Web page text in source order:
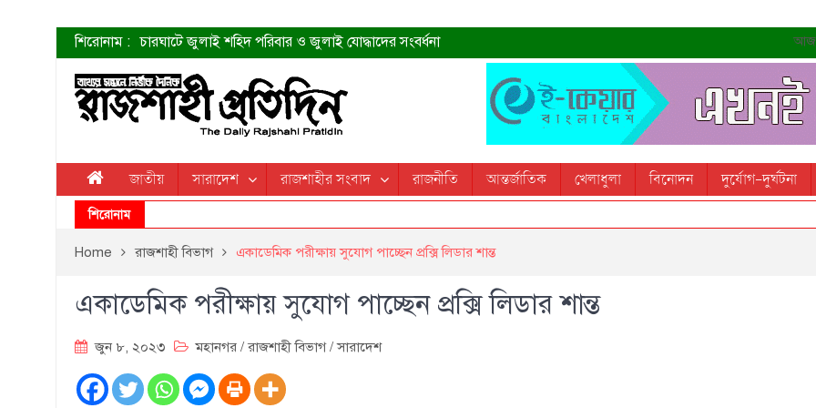
শিরোনাম : চারঘাটে জুলাই শহিদ পরিবার ও জুলাই যোদ্ধাদের সংবর্ধনা
শহীদদের প্রত্যাশা এখনো পূরণ হয়নি: ডা. শফিকুর রহমান
ত্বক ভালো রাখতে যে ৫ কাজ করবেন
জুলাই স্মৃতি জাদুঘরের দুয়ার খুলেছে উদ্বোধন করলেন প্রধানমন্ত্রী
শাহরুখের নতুন সিনেমার লুক
কোয়ার্টার ফাইনালে নেইমারের দুর্দান্ত অ্যাসিস্টে সান্তোস
ডেনিস লিয়ামিন রাশিয়ার ড্রোন বাহিনীর প্রধান হলেন
জুলাই শহিদদের আত্মত্যাগ জাতি চিরকাল শ্রদ্ধার সাথে স্মরণ করবে: ভূমিমন্ত্রী
আজ-
জাতীয় সারাদেশ রাজশাহীর সংবাদ রাজনীতি আন্তর্জাতিক খেলাধুলা বিনোদন দুর্যোগ-দুর্ঘটনা
শিরোনাম
Home রাজশাহী বিভাগ একাডেমিক পরীক্ষায় সুযোগ পাচ্ছেন প্রক্সি লিডার শান্ত
একাডেমিক পরীক্ষায় সুযোগ পাচ্ছেন প্রক্সি লিডার শান্ত
জুন ৮, ২০২৩ মহানগর /রাজশাহী বিভাগ/সারাদেশ